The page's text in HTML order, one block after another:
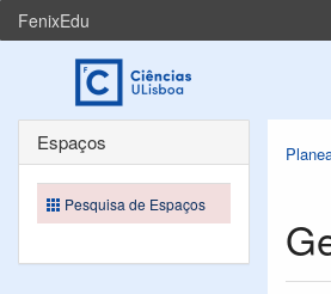
FenixEdu
Espaços
Pesquisa de Espaços